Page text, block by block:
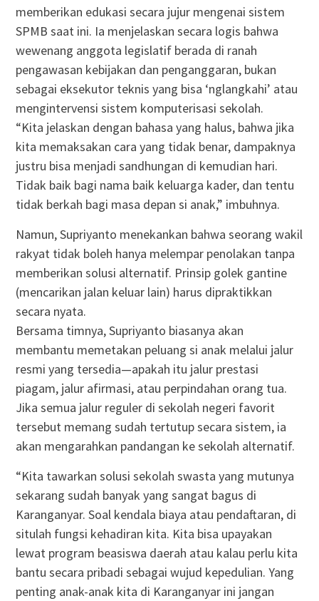
memberikan edukasi secara jujur mengenai sistem
SPMB saat ini. Ia menjelaskan secara logis bahwa
wewenang anggota legislatif berada di ranah
pengawasan kebijakan dan penganggaran, bukan
sebagai eksekutor teknis yang bisa ‘nglangkahi’ atau
mengintervensi sistem komputerisasi sekolah.
“Kita jelaskan dengan bahasa yang halus, bahwa jika
kita memaksakan cara yang tidak benar, dampaknya
justru bisa menjadi sandhungan di kemudian hari.
Tidak baik bagi nama baik keluarga kader, dan tentu
tidak berkah bagi masa depan si anak,” imbuhnya.
Namun, Supriyanto menekankan bahwa seorang wakil
rakyat tidak boleh hanya melempar penolakan tanpa
memberikan solusi alternatif. Prinsip golek gantine
(mencarikan jalan keluar lain) harus dipraktikkan
secara nyata.
Bersama timnya, Supriyanto biasanya akan
membantu memetakan peluang si anak melalui jalur
resmi yang tersedia—apakah itu jalur prestasi
piagam, jalur afirmasi, atau perpindahan orang tua.
Jika semua jalur reguler di sekolah negeri favorit
tersebut memang sudah tertutup secara sistem, ia
akan mengarahkan pandangan ke sekolah alternatif.
“Kita tawarkan solusi sekolah swasta yang mutunya
sekarang sudah banyak yang sangat bagus di
Karanganyar. Soal kendala biaya atau pendaftaran, di
situlah fungsi kehadiran kita. Kita bisa upayakan
lewat program beasiswa daerah atau kalau perlu kita
bantu secara pribadi sebagai wujud kepedulian. Yang
penting anak-anak kita di Karanganyar ini jangan